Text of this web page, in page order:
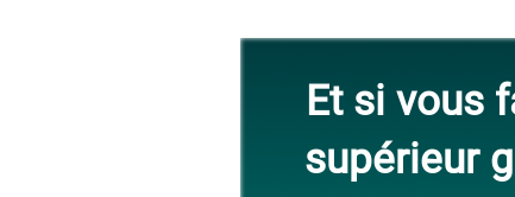
Et si vous
supérieur